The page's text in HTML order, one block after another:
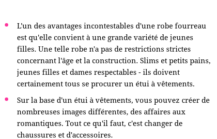
L'un des avantages incontestables d'une robe fourreau
est qu'elle convient à une grande variété de jeunes
filles. Une telle robe n'a pas de restrictions strictes
concernant l'âge et la construction. Slims et petits pains,
jeunes filles et dames respectables - ils doivent
certainement tous se procurer un étui à vêtements.
Sur la base d'un étui à vêtements, vous pouvez créer de
nombreuses images différentes, des affaires aux
romantiques. Tout ce qu'il faut, c'est changer de
chaussures et d'accessoires.